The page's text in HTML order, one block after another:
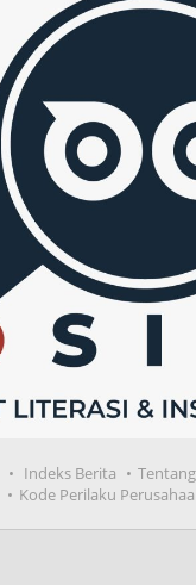
Indeks Berita
Kode Perilaku